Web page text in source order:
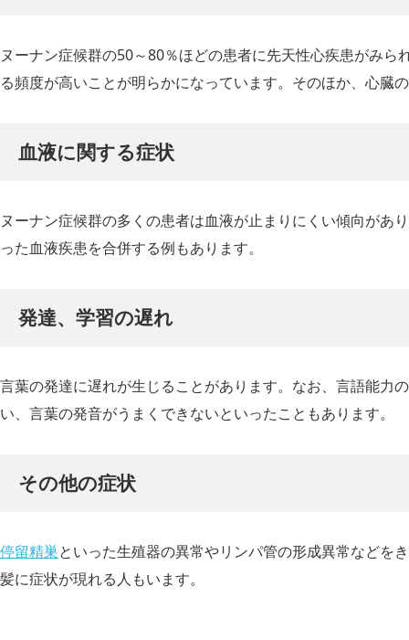
ヌーナン症候群の50～80％ほどの患者に先天性心疾患がみら
る頻度が高いことが明らかになっています。そのほか、心臓
血液に関する症状
ヌーナン症候群の多くの患者は血液が止まりにくい傾向があ
った血液疾患を合併する例もあります。
発達、学習の遅れ
言葉の発達に遅れが生じることがあります。なお、言語能力
い、言葉の発音がうまくできないといったこともあります。
その他の症状
停留精巣といった生殖器の異常やリンパ管の形成異常などを
髪に症状が現れる人もいます。